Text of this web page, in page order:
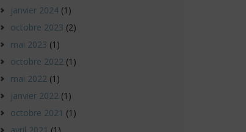
janvier 2024 (1)
octobre 2023 (2)
mai 2023 (1)
octobre 2022 (1)
mai 2022 (1)
janvier 2022 (1)
octobre 2021 (1)